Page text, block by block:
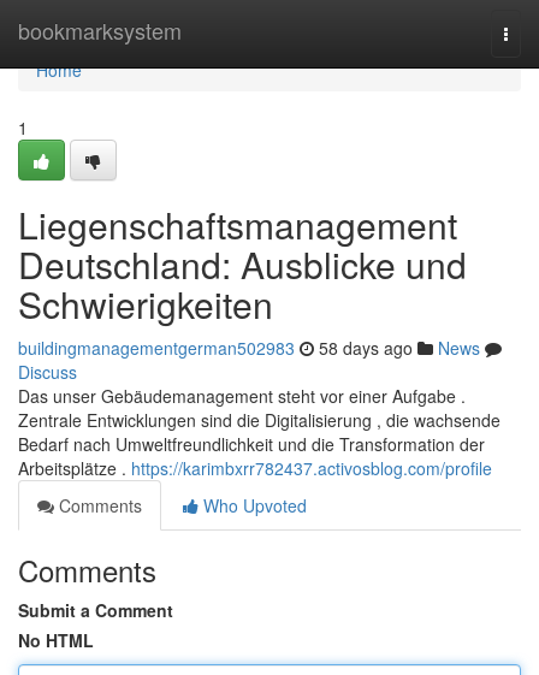
bookmarksystem
Home
Home
1
Liegenschaftsmanagement
Deutschland: Ausblicke und
Schwierigkeiten
buildingmanagementgerman502983 58 days ago
News
Discuss
Das unser Gebäudemanagement steht vor einer Aufgabe .
Zentrale Entwicklungen sind die Digitalisierung , die wachsende
Bedarf nach Umweltfreundlichkeit und die Transformation der
Arbeitsplätze . https://karimbxrr782437.activosblog.com/profile
Comments
Who Upvoted
Comments
Submit a Comment
No HTML